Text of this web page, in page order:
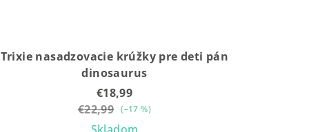
Trixie nasadzovacie krúžky pre deti pán
dinosaurus
€18,99
€22,99 (–17 %)